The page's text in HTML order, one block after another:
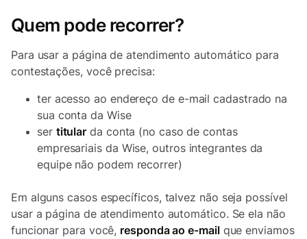
Quem pode recorrer?
Para usar a página de atendimento automático para
contestações, você precisa:
ter acesso ao endereço de e-mail cadastrado na
sua conta da Wise
ser titular da conta (no caso de contas
empresariais da Wise, outros integrantes da
equipe não podem recorrer)
Em alguns casos específicos, talvez não seja possível
usar a página de atendimento automático. Se ela não
funcionar para você, responda ao e-mailque enviamos